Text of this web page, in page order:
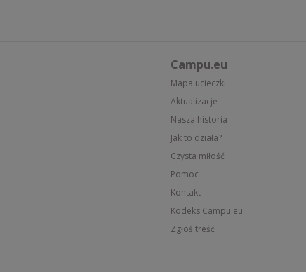
Campu.eu
Mapa ucieczki
Aktualizacje
Nasza historia
Jak to działa?
Czysta miłość
Pomoc
Kontakt
Kodeks Campu.eu
Zgłoś treść